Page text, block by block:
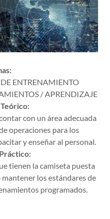
ENTRENAMIENTO
/ APRENDIZAJE
con un área adecuada
operaciones para los
y enseñar al personal.
tienen la camiseta puesta
los estándares de
programados.